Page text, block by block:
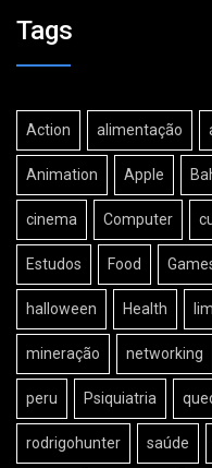
Tags
Action alimentação
Animation Apple
cinema Computer
Estudos Food
halloween Health
mineração networking
peru Psiquiatria
rodrigohunter saúde